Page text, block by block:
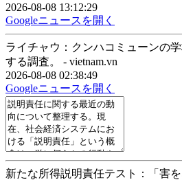
2026-08-08 13:12:29
Googleニュースを開く
ライチャウ：クンハコミューンの
する調査。 - vietnam.vn
2026-08-08 02:38:49
Googleニュースを開く
新たな所得説明責任テスト：「害